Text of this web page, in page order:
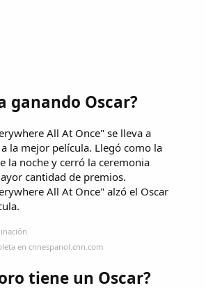
ganando Oscar?
All At Once" se lleva a
la mejor película. Llegó como la
la noche y cerró la ceremonia
cantidad de premios.
All At Once" alzó el Oscar
en cnnespanol.cnn.com
tiene un Oscar?